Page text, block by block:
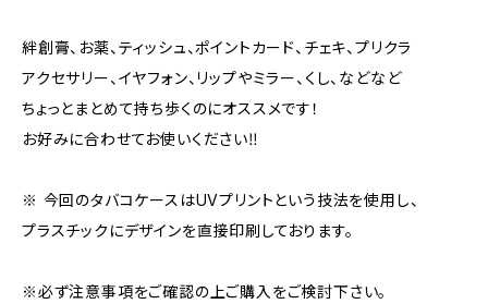
絆創膏、お薬、ティッシュ、ポイントカード、チェキ、プリクラ
アクセサリー、イヤフォン、リップやミラー、くし、などなど
ちょっとまとめて持ち歩くのにオススメです！
お好みに合わせてお使いください‼︎
※ 今回のタバコケースはUVプリントという技法を使用し、
プラスチックにデザインを直接印刷しております。
※必ず注意事項をご確認の上ご購入をご検討下さい。